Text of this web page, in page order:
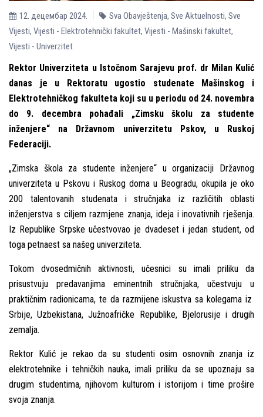
12. децембар 2024. Sva Obavještenja, Sve Aktuelnosti, Sve
Vijesti, Vijesti - Elektrotehnički fakultet, Vijesti - Mašinski fakultet,
Vijesti - Univerzitet
Rektor Univerziteta u Istočnom Sarajevu prof. dr Milan Kulić
danas je u Rektoratu ugostio studenate Mašinskog i
Elektrotehničkog fakulteta koji su u periodu od 24. novembra
do 9. decembra pohađali „Zimsku školu za studente
inženjere“ na Državnom univerzitetu Pskov, u Ruskoj
Federaciji.
„Zimska škola za studente inženjere“ u organizaciji Državnog
univerziteta u Pskovu i Ruskog doma u Beogradu, okupila je oko
200 talentovanih studenata i stručnjaka iz različitih oblasti
inženjerstva s cilјem razmjene znanja, ideja i inovativnih rješenja.
Iz Republike Srpske učestvovao je dvadeset i jedan student, od
toga petnaest sa našeg univerziteta.
Tokom dvosedmičnih aktivnosti, učesnici su imali priliku da
prisustvuju predavanjima eminentnih stručnjaka, učestvuju u
praktičnim radionicama, te da razmijene iskustva sa kolegama iz
Srbije, Uzbekistana, Južnoafričke Republike, Bjelorusije i drugih
zemalјa.
Rektor Kulić je rekao da su studenti osim osnovnih znanja iz
elektrotehnike i tehničkih nauka, imali priliku da se upoznaju sa
drugim studentima, njihovom kulturom i istorijom i time prošire
svoja znanja.